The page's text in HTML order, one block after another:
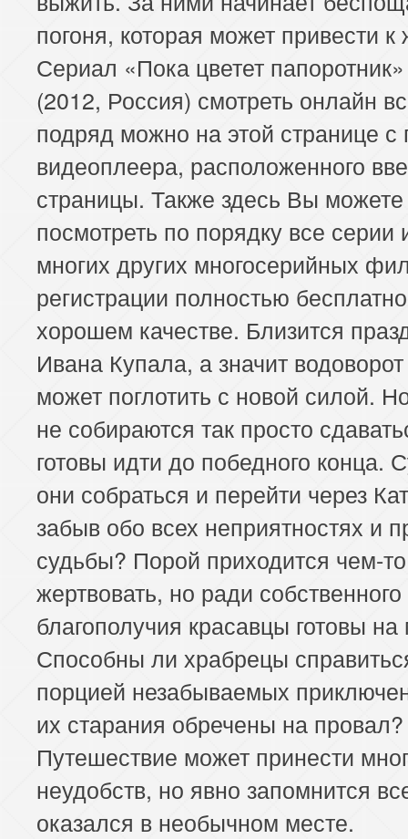
погоня, которая может привести к
Сериал «Пока цветет
(2012, Россия) смотреть онлайн
подряд можно на этой странице
видеоплеера, расположенного
страницы. Также здесь Вы можете
посмотреть по порядку все серии
многих других многосерийных
регистрации полностью
хорошем качестве. Близится
Ивана Купала, а значит
может поглотить с новой силой.
не собираются так просто
готовы идти до победного конца.
они собраться и перейти через
забыв обо всех неприятностях и
судьбы? Порой приходится чем-то
жертвовать, но ради собственного
благополучия красавцы готовы на
Способны ли храбрецы
порцией незабываемых
их старания обречены на провал?
Путешествие может принести
неудобств, но явно запомнится
оказался в необычном месте.